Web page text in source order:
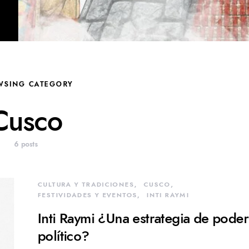
CATEGORY
6 posts
CULTURA Y TRADICIONES
CUSCO
FESTIVIDADES Y EVENTOS
INTI RAYMI
Inti Raymi ¿Una estrategia de poder
político?